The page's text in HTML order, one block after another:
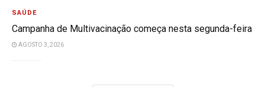
SAÚDE
Campanha de Multivacinação começa nesta segunda-feira
AGOSTO 3, 2026